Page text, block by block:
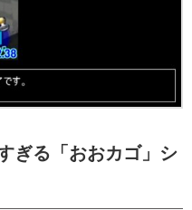
ぎる「おおカゴ」シ